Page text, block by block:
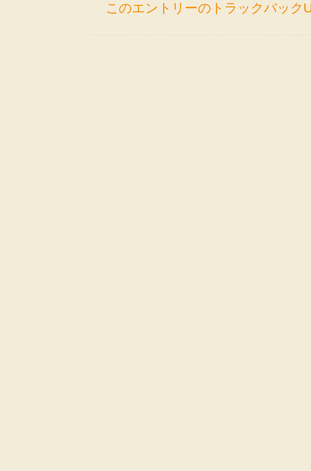
このエントリーのトラックバック